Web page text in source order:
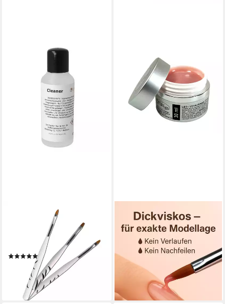
SUN GARDEN NAILS
UV-Gel 5 ml UV Aufbaugel -
Cover Gel + 3 tlg. Pinselset +
Nail Cleaner 100 ml
(2)
UVP19,99 €
lieferbar - in 2-3 Werktagen bei dir
WORLD OF NAILS-DESIGN
UV-Gel StudioLine UV/LED-
Gel Aufbaugel cover light rosé
milchig 30ml, für Babyboomer
Look
14,99 €
(499,67 €/ 1 l)
lieferbar - in 4-5 Werktagen bei dir